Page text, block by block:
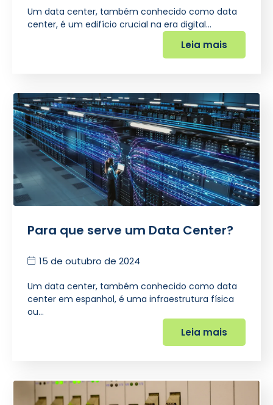
Um data center, também conhecido como data
center, é um edifício crucial na era digital…
Leia mais
Para que serve um Data Center?
15 de outubro de 2024
Um data center, também conhecido como data
center em espanhol, é uma infraestrutura física
ou…
Leia mais